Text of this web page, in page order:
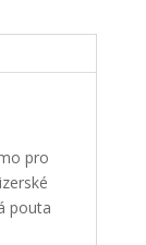
pro
pouta